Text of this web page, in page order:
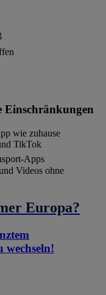
Einschränkungen
wie zuhause
TikTok
Apps
Videos ohne
Europa?
wechseln!